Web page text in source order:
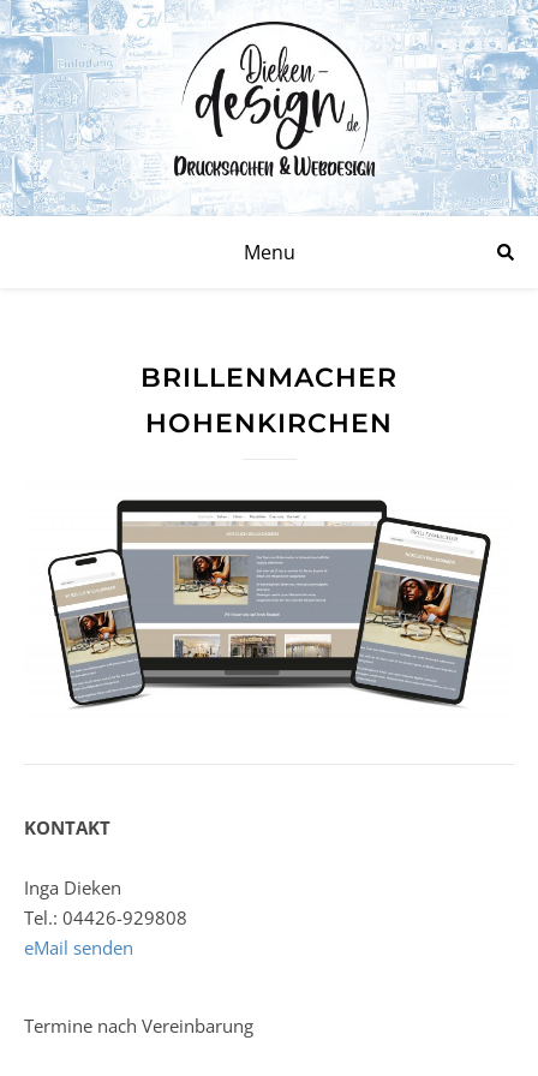
Menu
BRILLENMACHER
HOHENKIRCHEN
KONTAKT
Inga Dieken
Tel.: 04426-929808
eMail senden
Termine nach Vereinbarung